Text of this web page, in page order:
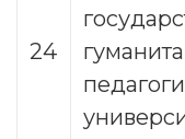
24